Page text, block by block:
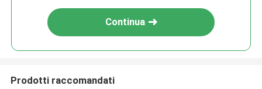
Continua
Prodotti raccomandati